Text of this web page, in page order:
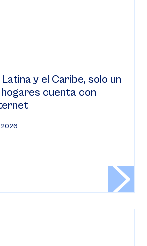
y el Caribe, solo un
cuenta con
2026